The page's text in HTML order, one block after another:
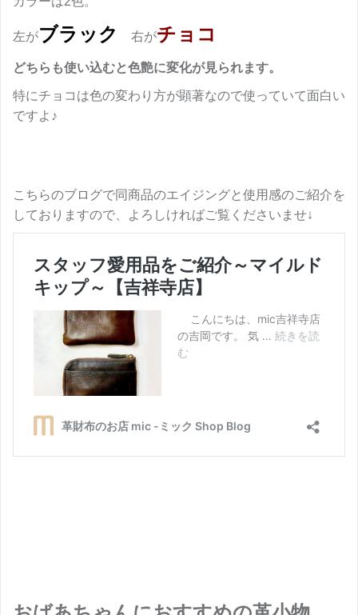
左がブラック 右がチョコ
どちらも使い込むと色艶に変化が見られます。
特にチョコは色の変わり方が顕著なので使っていて面白い
ですよ♪
こちらのブログで同商品のエイジングと使用感のご紹介を
しておりますので、よろしければご覧くださいませ↓